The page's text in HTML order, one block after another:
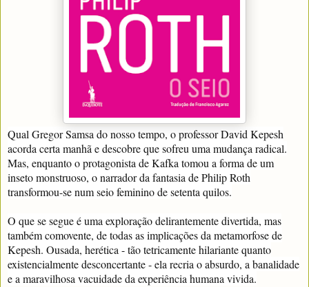
Qual Gregor Samsa do nosso tempo, o professor David Kepesh
acorda certa manhã e descobre que sofreu uma mudança radical.
Mas, enquanto o protagonista de Kafka tomou a forma de um
inseto monstruoso, o narrador da fantasia de Philip Roth
transformou-se num seio feminino de setenta quilos.
O que se segue é uma exploração delirantemente divertida, mas
também comovente, de todas as implicações da metamorfose de
Kepesh. Ousada, herética - tão tetricamente hilariante quanto
existencialmente desconcertante - ela recria o absurdo, a banalidade
e a maravilhosa vacuidade da experiência humana vivida.